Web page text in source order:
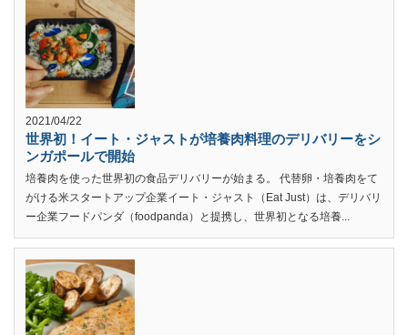
2021/04/22
世界初！イート・ジャストが培養肉料理のデリバリーをシ
ンガポールで開始
培養肉を使った世界初の食品デリバリーが始まる。 代替卵・培養肉をて
がける米スタートアップ企業イート・ジャスト（Eat Just）は、デリバリ
ー企業フードパンダ（foodpanda）と提携し、世界初となる培養...